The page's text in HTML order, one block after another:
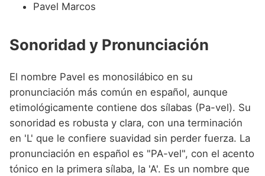
Pavel Marcos
Sonoridad y Pronunciación
El nombre Pavel es monosilábico en su
pronunciación más común en español, aunque
etimológicamente contiene dos sílabas (Pa-vel). Su
sonoridad es robusta y clara, con una terminación
en 'L' que le confiere suavidad sin perder fuerza. La
pronunciación en español es "PA-vel", con el acento
tónico en la primera sílaba, la 'A'. Es un nombre que